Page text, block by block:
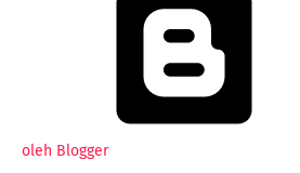
oleh Blogger